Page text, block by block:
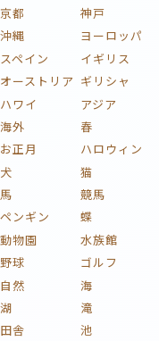
京都
神戸
沖縄
ヨーロッパ
スペイン
イギリス
オーストリア ギリシャ
ハワイ
アジア
海外
春
お正月
ハロウィン
犬
猫
馬
競馬
ペンギン
蝶
動物園
水族館
野球
ゴルフ
自然
海
湖
滝
田舎
池